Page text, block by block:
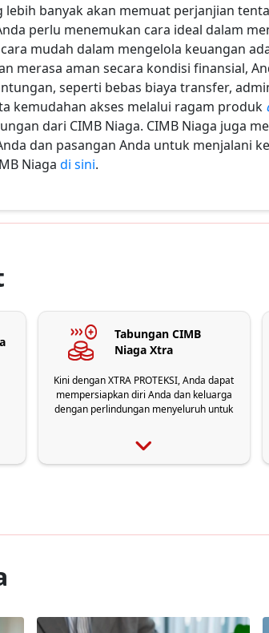
lebih banyak akan memuat perjanjian
perlu menemukan cara ideal dalam
mudah dalam mengelola keuangan
merasa aman secara kondisi finansial,
seperti bebas biaya transfer,
kemudahan akses melalui ragam produk
dari CIMB Niaga. CIMB Niaga juga
dan pasangan Anda untuk menjalani
Niaga di sini.
Tabungan CIMB
Niaga Xtra
Kini dengan XTRA PROTEKSI, Anda dapat
mempersiapkan diri Anda dan keluarga
dengan perlindungan menyeluruh untuk
secara GRATIS melalui Tabungan CIMB
Niaga.